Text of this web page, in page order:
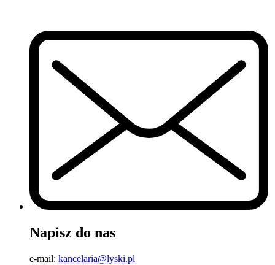
Napisz do nas
e-mail: kancelaria@lyski.pl